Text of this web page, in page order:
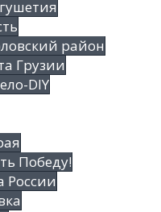
район
Грузии
DIY
Победу!
России